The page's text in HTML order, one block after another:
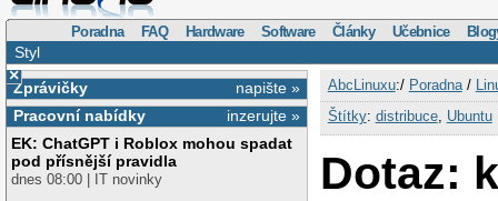
Poradna FAQ Hardware Software Články Učebnice
Styl
×
napište »
Zprávičky
inzerujte »
Pracovní nabídky
EK: ChatGPT i Roblox mohou spadat
pod přísnější pravidla
dnes 08:00 | IT novinky
AbcLinuxu:/ Poradna/
Štítky: distribuce, Ubuntu
Dotaz: